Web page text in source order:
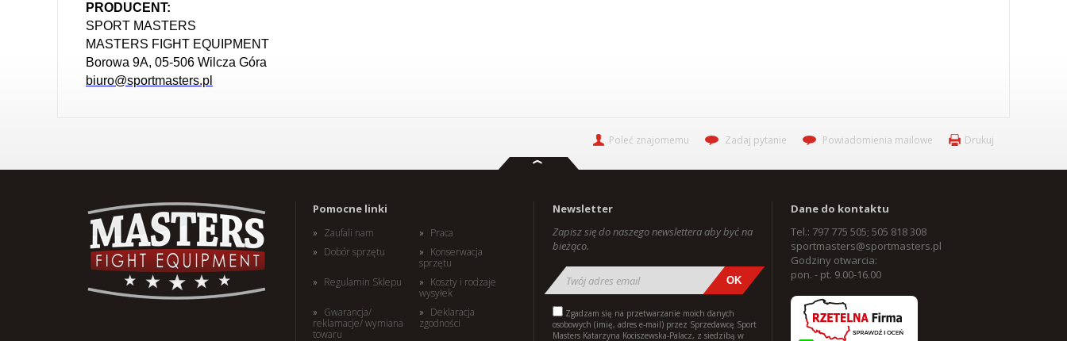
PRODUCENT:
SPORT MASTERS
MASTERS FIGHT EQUIPMENT
Borowa 9A, 05-506 Wilcza Góra
biuro@sportmasters.pl
Poleć znajomemu Zadaj pytanie Powiadomienia mailowe Drukuj
Pomocne linki
Praca
Zaufali nam
Konserwacja
sprzętu
Dobór sprzętu
Koszty i rodzaje
wysyłek
Regulamin Sklepu
Deklaracja
zgodności
Gwarancja/
reklamacje/ wymiana
towaru
Newsletter
Zapisz się do naszego newslettera aby być na
bieżąco.
Zgadzam się na przetwarzanie moich danych
osobowych (imię, adres e-mail) przez Sprzedawcę Sport
Masters Katarzyna Kociszewska-Palacz, z siedzibą w
Dane do kontaktu
Tel.: 797 775 505; 505 818 308
sportmasters@sportmasters.pl
Godziny otwarcia:
pon. - pt. 9.00-16.00